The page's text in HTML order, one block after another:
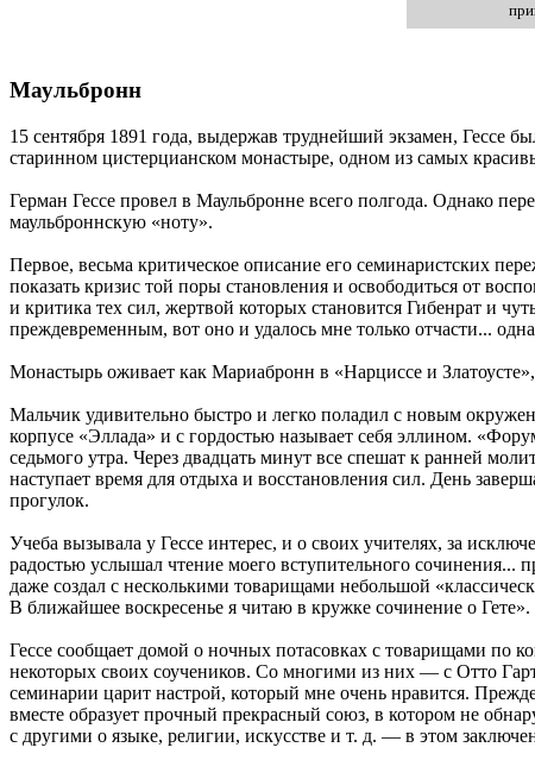
Маульбронн
15 сентября 1891 года, выдержав труднейший экзамен, Гессе
старинном цистерцианском монастыре, одном из самых
Герман Гессе провел в Маульбронне всего полгода. Однако
маульброннскую «ноту».
Первое, весьма критическое описание его семинаристских
показать кризис той поры становления и освободиться от
и критика тех сил, жертвой которых становится Гибенрат и
преждевременным, вот оно и удалось мне только отчасти...
Монастырь оживает как Мариабронн в «Нарциссе и
Мальчик удивительно быстро и легко поладил с новым
корпусе «Эллада» и с гордостью называет себя эллином.
седьмого утра. Через двадцать минут все спешат к ранней
наступает время для отдыха и восстановления сил. День
прогулок.
Учеба вызывала у Гессе интерес, и о своих учителях, за
радостью услышал чтение моего вступительного
даже создал с несколькими товарищами небольшой
В ближайшее воскресенье я читаю в кружке сочинение о Гете».
Гессе сообщает домой о ночных потасовках с товарищами по
некоторых своих соучеников. Со многими из них — с Отто
семинарии царит настрой, который мне очень нравится.
вместе образует прочный прекрасный союз, в котором не
с другими о языке, религии, искусстве и т. д. — в этом